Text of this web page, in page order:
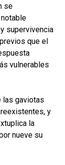
se
supervivencia
que el
vulnerables
las gaviotas
y
la
nueve su